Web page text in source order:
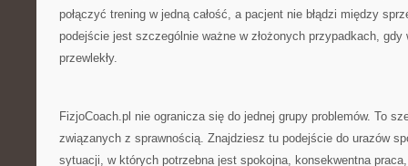
połączyć trening w jedną całość, a pacjent nie błądzi między
podejście jest szczególnie ważne w złożonych przypadkach, gdy
przewlekły.
FizjoCoach.pl nie ogranicza się do jednej grupy problemów. To
związanych z sprawnością. Znajdziesz tu podejście do urazów
sytuacji, w których potrzebna jest spokojna, konsekwentna